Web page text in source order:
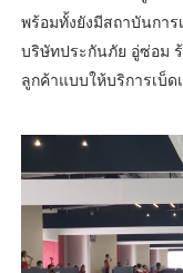
พร้อมทั้งยังมีสถาบันกา
บริษัทประกันภัย อู่ซ่อม
ลูกค้าแบบให้บริการเบ็ด